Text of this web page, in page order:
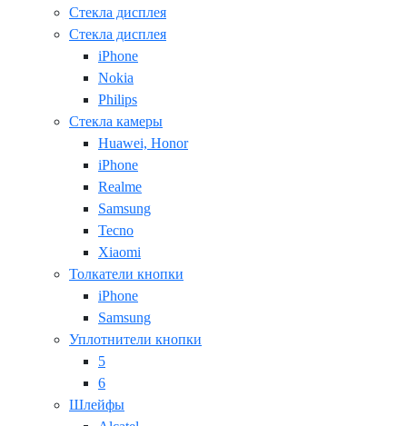
Стекла дисплея
Стекла дисплея
iPhone
Nokia
Philips
Стекла камеры
Huawei, Honor
iPhone
Realme
Samsung
Tecno
Xiaomi
Толкатели кнопки
iPhone
Samsung
Уплотнители кнопки
5
6
Шлейфы